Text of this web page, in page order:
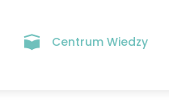
Centrum Wiedzy